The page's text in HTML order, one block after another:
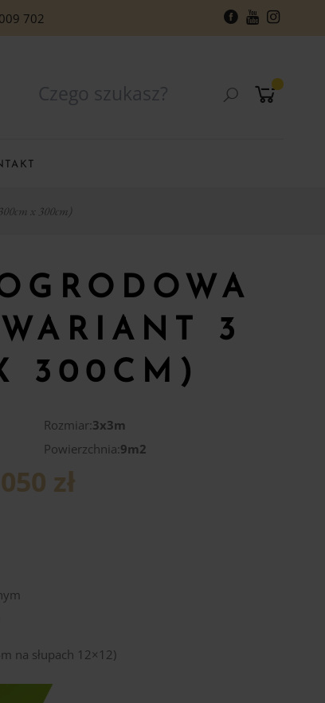
702
x 300cm)
3
300CM)
Rozmiar:3x3m
Powierzchnia:9m2
zł
na słupach 12×12)